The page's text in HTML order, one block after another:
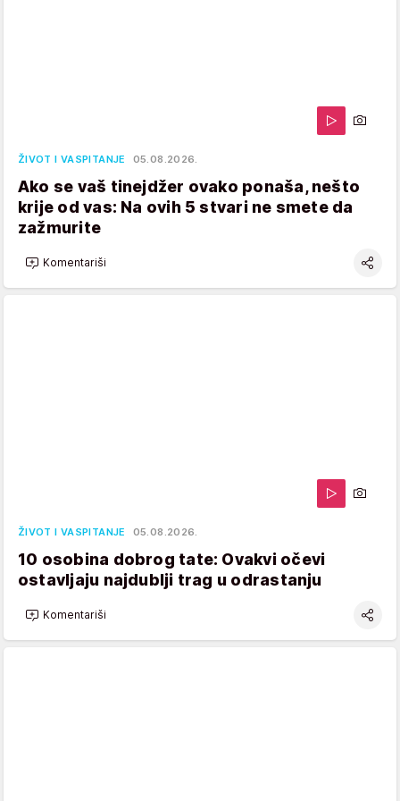
ŽIVOT I VASPITANJE 05.08.2026.
Ako se vaš tinejdžer ovako ponaša, nešto
krije od vas: Na ovih 5 stvari ne smete da
zažmurite
Komentariši
ŽIVOT I VASPITANJE 05.08.2026.
10 osobina dobrog tate: Ovakvi očevi
ostavljaju najdublji trag u odrastanju
Komentariši